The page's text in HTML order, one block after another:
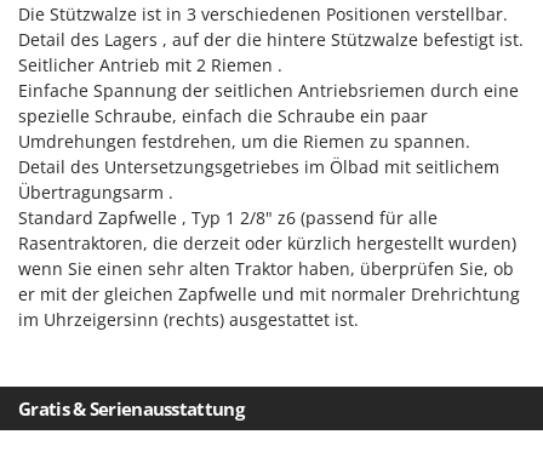
Thermische und mechanische Unkrautbrenner
Tomatenpressen
Tragbare Powerstationen
Traktor-Heckenscheren mit Ausleger
U
Umfüllpumpen
Umkehrfräsen
V
Vakuumiergeräte
W
ITM
J JOLLY ITALIA
K
KAAZ
Karcher
Kasco
Kemper
Kenwood
KitchenAid
Komo
Die Stützwalze ist in 3 verschiedenen Positionen verstellbar.
Detail des Lagers , auf der die hintere Stützwalze befestigt ist.
Seitlicher Antrieb mit 2 Riemen .
Einfache Spannung der seitlichen Antriebsriemen durch eine
spezielle Schraube, einfach die Schraube ein paar
Umdrehungen festdrehen, um die Riemen zu spannen.
Detail des Untersetzungsgetriebes im Ölbad mit seitlichem
Übertragungsarm .
Standard Zapfwelle , Typ 1 2/8" z6 (passend für alle
Rasentraktoren, die derzeit oder kürzlich hergestellt wurden)
wenn Sie einen sehr alten Traktor haben, überprüfen Sie, ob
er mit der gleichen Zapfwelle und mit normaler Drehrichtung
im Uhrzeigersinn (rechts) ausgestattet ist.
Gratis & Serienausstattung